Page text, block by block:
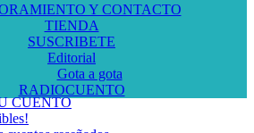
Y CONTACTO
TIENDA
SUSCRIBETE
Editorial
Gota a gota
RADIOCUENTO
CUENTO